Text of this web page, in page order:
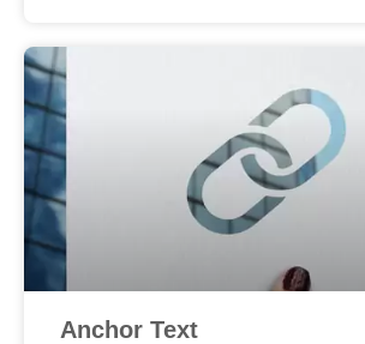
Anchor Text